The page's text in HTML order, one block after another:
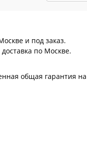
и под заказ.
по Москве.
общая гарантия на